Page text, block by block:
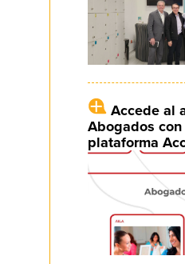
Accede al
Abogados
plataforma